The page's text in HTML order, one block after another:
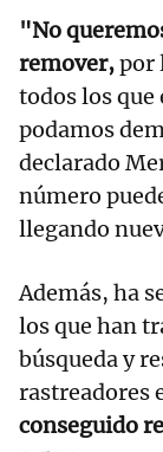
"No
remover,por
todos los que
podamos
declarado
número
llegando
Además, ha
los que han
búsqueda y
rastreadores
conseguido